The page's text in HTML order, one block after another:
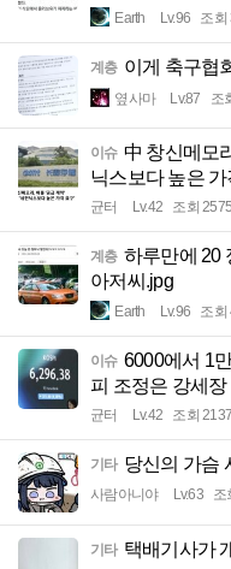
Earth Lv.96 조회
계층 이게 축구협
옆사마 Lv.87 조
이슈 中 창신메모
닉스보다 높은 가
균터 Lv.42 조회 2575
계층 하루만에 20
아저씨.jpg
Earth Lv.96 조회
이슈 6000에서 1
피 조정은 강세장
균터 Lv.42 조회 2137
기타 당신의 가슴
사람아니야 Lv.63 조
기타 택배기사가